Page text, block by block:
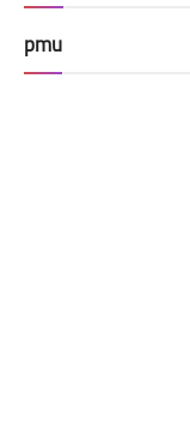
pmu